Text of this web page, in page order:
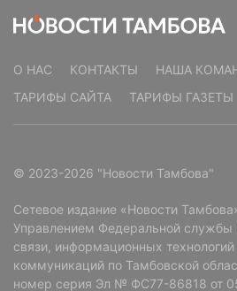
О НАС КОНТАКТЫ НАША
ТАРИФЫ САЙТА
ТАРИФЫ ГАЗЕТЫ
© 2023-2026 "Новости Тамбова"
Сетевое издание «Новости
Управлением Федеральной службы
связи, информационных
коммуникаций по Тамбовской
номер серия Эл № ФС77-86818 от